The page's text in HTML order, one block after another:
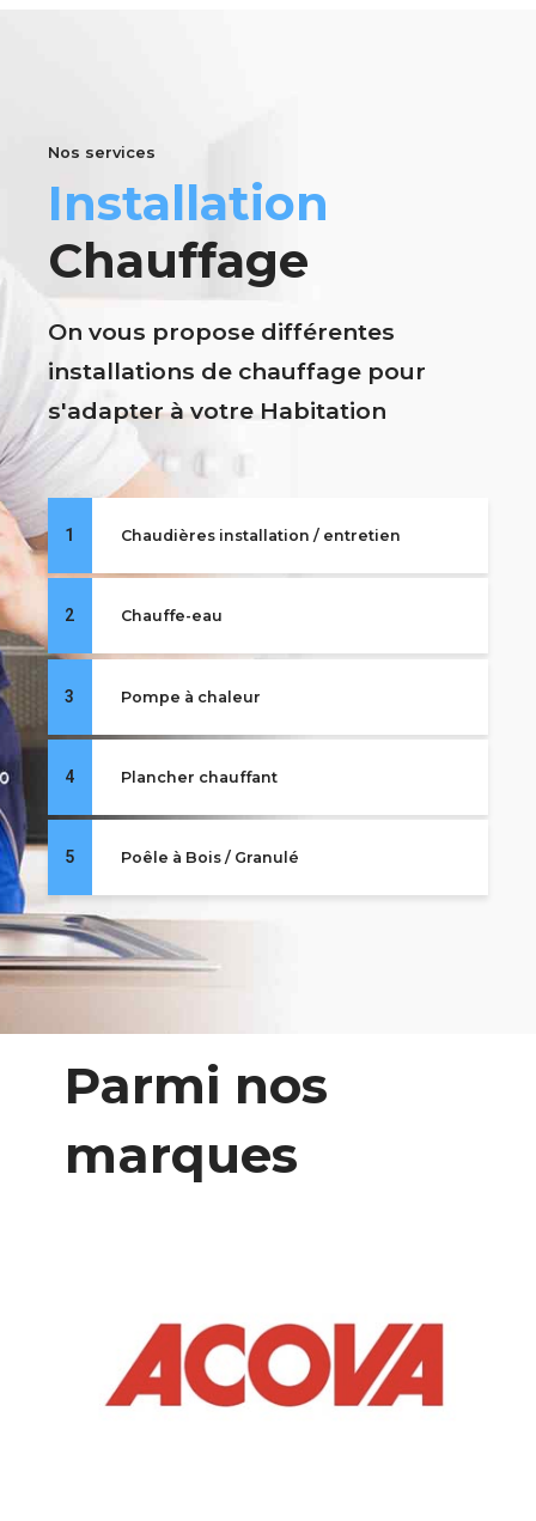
Nos services
Installation
Chauffage
On vous propose différentes
installations de chauffage pour
s'adapter à votre Habitation
1 Chaudières installation / entretien
2 Chauffe-eau
3 Pompe à chaleur
4 Plancher chauffant
5 Poêle à Bois / Granulé
Parmi nos
marques